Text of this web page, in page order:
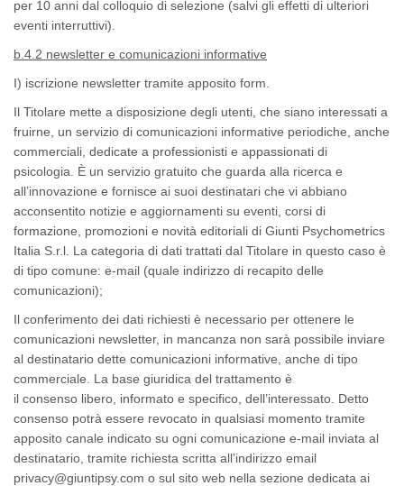
per 10 anni dal colloquio di selezione (salvi gli effetti di ulteriori
eventi interruttivi).
b.4.2 newsletter e comunicazioni informative
I) iscrizione newsletter tramite apposito form.
Il Titolare mette a disposizione degli utenti, che siano interessati a
fruirne, un servizio di comunicazioni informative periodiche, anche
commerciali, dedicate a professionisti e appassionati di
psicologia. È un servizio gratuito che guarda alla ricerca e
all’innovazione e fornisce ai suoi destinatari che vi abbiano
acconsentito notizie e aggiornamenti su eventi, corsi di
formazione, promozioni e novità editoriali di Giunti Psychometrics
Italia S.r.l. La categoria di dati trattati dal Titolare in questo caso è
di tipo comune: e-mail (quale indirizzo di recapito delle
comunicazioni);
Il conferimento dei dati richiesti è necessario per ottenere le
comunicazioni newsletter, in mancanza non sarà possibile inviare
al destinatario dette comunicazioni informative, anche di tipo
commerciale. La base giuridica del trattamento è
il consenso libero, informato e specifico, dell’interessato. Detto
consenso potrà essere revocato in qualsiasi momento tramite
apposito canale indicato su ogni comunicazione e-mail inviata al
destinatario, tramite richiesta scritta all’indirizzo email
privacy@giuntipsy.com o sul sito web nella sezione dedicata ai